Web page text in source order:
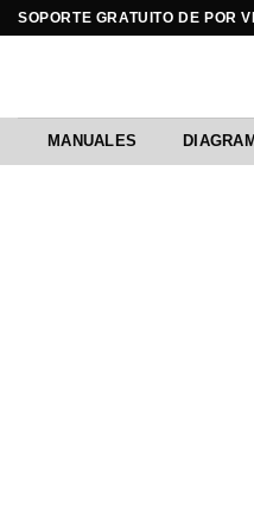
Saltar
SOPORTE GRATUITO DE POR
MANUALES